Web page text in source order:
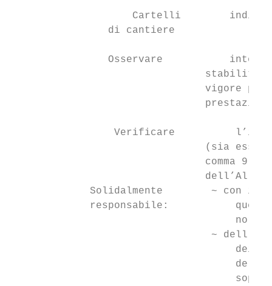
Cartelli
                di cantiere
Osservare
stabilito
vigore
Verificare
(sia esso
comma 9
Solidalmente        ~ con il
responsabile:
~
dei
del
                                     sopra;